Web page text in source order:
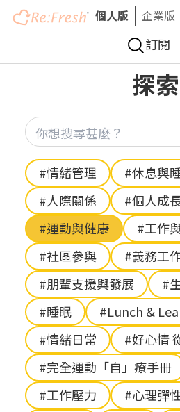
移
個人版 企業版
訂閱
探索
Hashtag
#情緒管理
#休息與
#人際關係
#個人成
#運動與健康
#工作
#社區參與
#義務工
#朋輩支援與發展
#
#睡眠
#Lunch &
#情緒日常
#好心情
#完全運動「自」療手冊
#工作壓力
#心理彈